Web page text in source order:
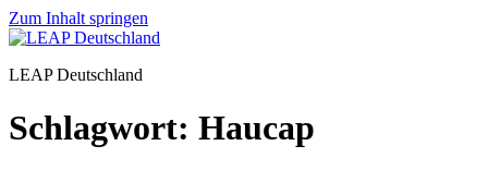
Zum Inhalt springen
LEAP Deutschland
Schlagwort: Haucap